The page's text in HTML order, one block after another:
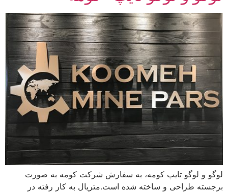
لوگو و لوگو تایپ کومه، به سفارش شرکت کومه به صورت
برجسته طراحی و ساخته شده است.متریال به کار رفته در